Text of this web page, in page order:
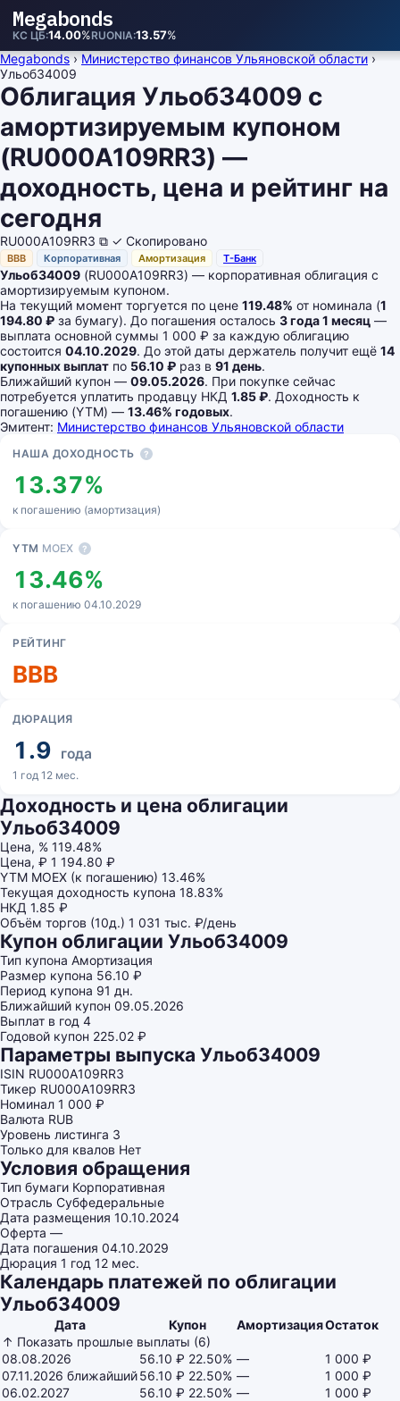
Megabonds
КС ЦБ 14.00%RUONIA 13.57%
Megabonds › Министерство финансов Ульяновской области ›
Ульоб34009
Облигация Ульоб34009 с
амортизируемым купоном
(RU000A109RR3) —
доходность, цена и рейтинг на
сегодня
RU000A109RR3 ⧉ ✓ Скопировано
BBB Корпоративная Амортизация Т-Банк
Ульоб34009 (RU000A109RR3) — корпоративная облигация с
амортизируемым купоном.
На текущий момент торгуется по цене 119.48% от номинала (1
194.80 ₽ за бумагу). До погашения осталось 3 года 1 месяц —
выплата основной суммы 1 000 ₽ за каждую облигацию
состоится 04.10.2029. До этой даты держатель получит ещё 14
купонных выплат по 56.10 ₽ раз в 91 день.
Ближайший купон — 09.05.2026. При покупке сейчас
потребуется уплатить продавцу НКД 1.85 ₽. Доходность к
погашению (YTM) — 13.46% годовых.
Эмитент: Министерство финансов Ульяновской области
Основные показатели
НАША ДОХОДНОСТЬ ?
13.37%
к погашению (амортизация)
YTM MOEX ?
13.46%
к погашению 04.10.2029
РЕЙТИНГ
BBB
ДЮРАЦИЯ
1.9 года
1 год 12 мес.
Доходность и цена облигации
Ульоб34009
Цена, % 119.48%
Цена, ₽ 1 194.80 ₽
YTM MOEX (к погашению) 13.46%
Текущая доходность купона 18.83%
НКД 1.85 ₽
Объём торгов (10д.) 1 031 тыс. ₽/день
Купон облигации Ульоб34009
Тип купона Амортизация
Размер купона 56.10 ₽
Период купона 91 дн.
Ближайший купон 09.05.2026
Выплат в год 4
Годовой купон 225.02 ₽
Параметры выпуска Ульоб34009
ISIN RU000A109RR3
Тикер RU000A109RR3
Номинал 1 000 ₽
Валюта RUB
Уровень листинга 3
Только для квалов Нет
Условия обращения
Тип бумаги Корпоративная
Отрасль Субфедеральные
Дата размещения 10.10.2024
Оферта —
Дата погашения 04.10.2029
Дюрация 1 год 12 мес.
Календарь платежей по облигации
Ульоб34009
Дата Купон АмортизацияОстаток
↑ Показать прошлые выплаты (6)
08.08.2026
56.10 ₽ 22.50% —
1 000 ₽
07.11.2026 ближайший56.10 ₽ 22.50% —
1 000 ₽
06.02.2027
56.10 ₽ 22.50% —
1 000 ₽